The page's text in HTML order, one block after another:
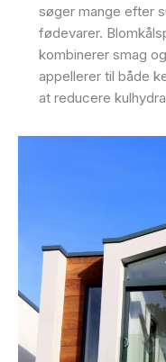
søger mange efter
fødevarer.
kombinerer smag
appellerer til både
at reducere